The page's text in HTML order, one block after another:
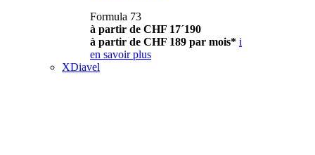
Formula 73
à partir de CHF 17´190
à partir de CHF 189 par mois* i
en savoir plus
XDiavel